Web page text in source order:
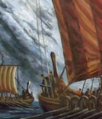
El Hierro, el
islas. Un
Guanche